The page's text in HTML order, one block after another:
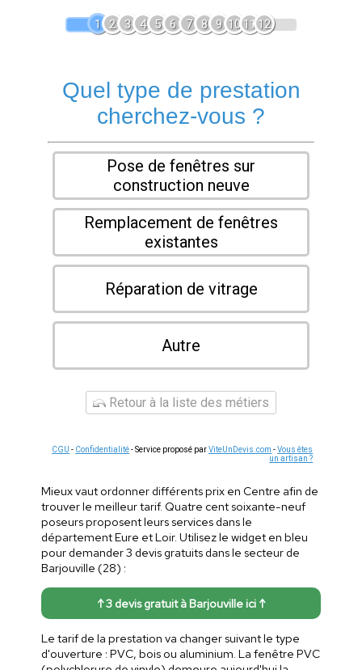
1 2 3 4 5 6 7 8 9 1011 12
Quel type de prestation
cherchez-vous ?
Pose de fenêtres sur
construction neuve
Remplacement de fenêtres
existantes
Réparation de vitrage
Autre
Retour à la liste des métiers
CGU - Confidentialité- Service proposé parViteUnDevis.com -Vous êtes
un artisan ?
Mieux vaut ordonner différents prix en Centre afin de
trouver le meilleur tarif. Quatre cent soixante-neuf
poseurs proposent leurs services dans le
département Eure et Loir. Utilisez le widget en bleu
pour demander 3 devis gratuits dans le secteur de
Barjouville (28) :
↑ 3 devis gratuit à Barjouville ici ↑
Le tarif de la prestation va changer suivant le type
d'ouverture : PVC, bois ou aluminium. La fenêtre PVC